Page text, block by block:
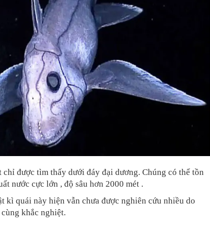
chỉ được tìm thấy dưới đáy đại dương. Chúng có thể tồn
nước cực lớn , độ sâu hơn 2000 mét .
kì quái này hiện vẫn chưa được nghiên cứu nhiều do
khắc nghiệt.